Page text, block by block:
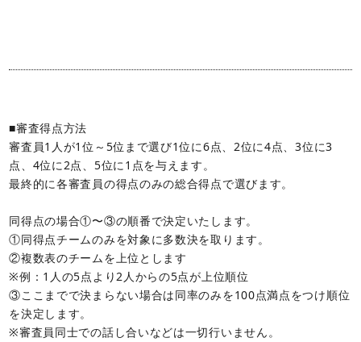
■審査得点方法
審査員1人が1位～5位まで選び1位に6点、2位に4点、3位に3
点、4位に2点、5位に1点を与えます。
最終的に各審査員の得点のみの総合得点で選びます。
同得点の場合①〜③の順番で決定いたします。
①同得点チームのみを対象に多数決を取ります。
②複数表のチームを上位とします
※例：1人の5点より2人からの5点が上位順位
③ここまでで決まらない場合は同率のみを100点満点をつけ順位
を決定します。
※審査員同士での話し合いなどは一切行いません。